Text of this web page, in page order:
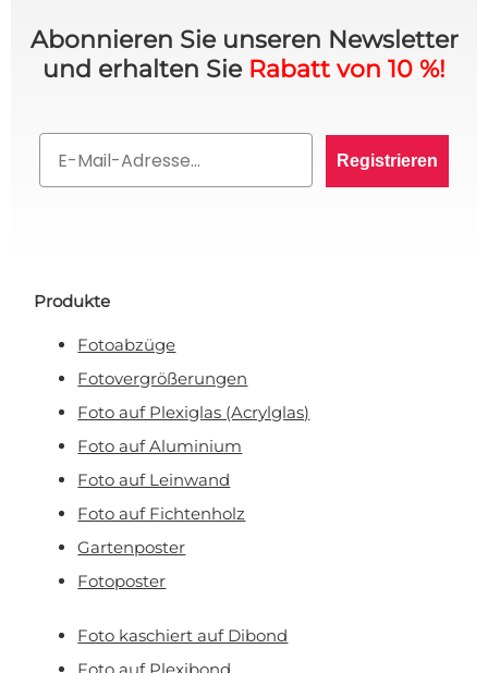
Abonnieren Sie unseren Newsletter
und erhalten Sie Rabatt von 10 %!
Registrieren
Produkte
Fotoabzüge
Fotovergrößerungen
Foto auf Plexiglas (Acrylglas)
Foto auf Aluminium
Foto auf Leinwand
Foto auf Fichtenholz
Gartenposter
Fotoposter
Foto kaschiert auf Dibond